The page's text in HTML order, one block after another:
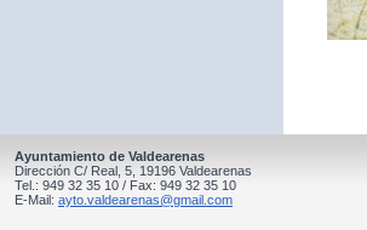
Ayuntamiento de Valdearenas
Dirección C/ Real, 5, 19196 Valdearenas
Tel.: 949 32 35 10 / Fax: 949 32 35 10
E-Mail: ayto.valdearenas@gmail.com